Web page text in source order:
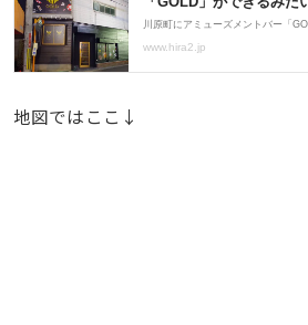
地図ではここ↓